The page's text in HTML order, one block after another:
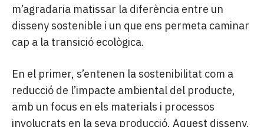
m’agradaria matissar la diferència entre un
disseny sostenible i un que ens permeta caminar
cap a la transició ecològica.
En el primer, s’entenen la sostenibilitat com a
reducció de l’impacte ambiental del producte,
amb un focus en els materials i processos
involucrats en la seva producció. Aquest disseny,